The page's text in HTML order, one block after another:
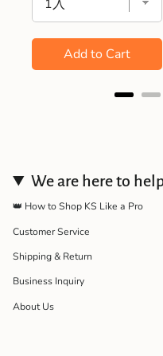
Add to Cart
We are here to
👑 How to Shop KS Like a Pro
Customer Service
Shipping & Return
Business Inquiry
About Us